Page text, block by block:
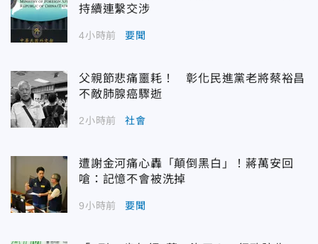
持續連繫交涉
4小時前 要聞
父親節悲痛噩耗！ 彰化民進黨老將蔡裕昌
不敵肺腺癌驟逝
2小時前 社會
遭謝金河痛心轟「顛倒黑白」！蔣萬安回
嗆：記憶不會被洗掉
9小時前 要聞